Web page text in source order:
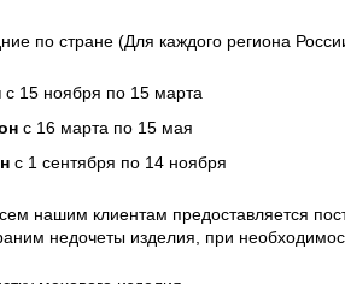
по стране (Для каждого региона
с 15 ноября по 15 марта
с 16 марта по 15 мая
с 1 сентября по 14 ноября
нашим клиентам предоставляется
недочеты изделия, при